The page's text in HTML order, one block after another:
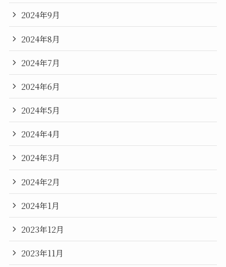
2024年9月
2024年8月
2024年7月
2024年6月
2024年5月
2024年4月
2024年3月
2024年2月
2024年1月
2023年12月
2023年11月